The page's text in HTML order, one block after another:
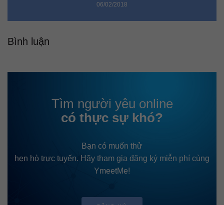
06/02/2018
Bình luận
Tìm người yêu online
có thực sự khó?
Bạn có muốn thử
hẹn hò trực tuyến. Hãy tham gia đăng ký miễn phí cùng
YmeetMe!